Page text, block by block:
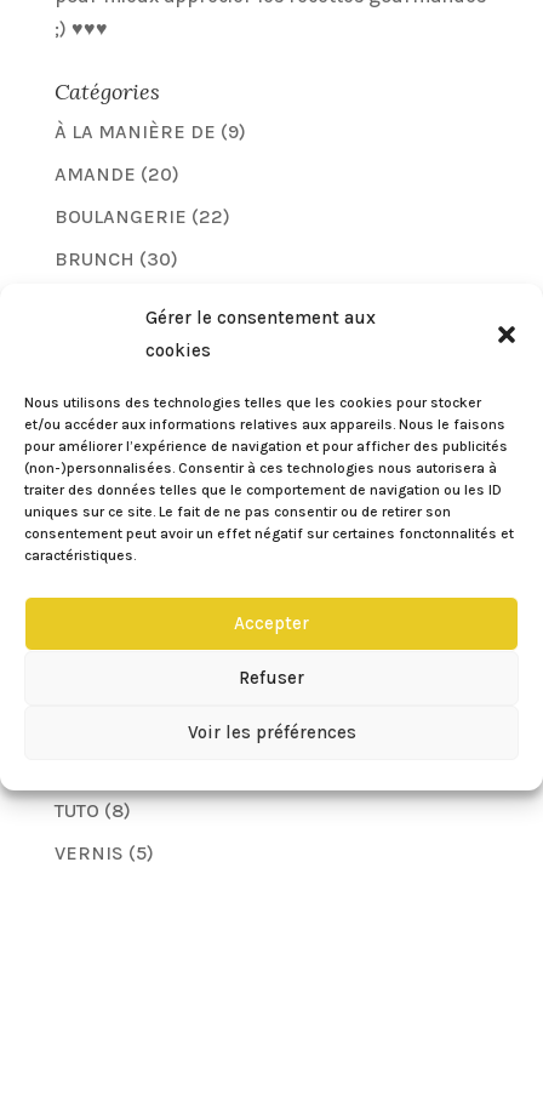
Gérer le consentement aux
cookies
Nous utilisons des technologies telles que les cookies pour stocker
et/ou accéder aux informations relatives aux appareils. Nous le faisons
pour améliorer l’expérience de navigation et pour afficher des publicités
(non-)personnalisées. Consentir à ces technologies nous autorisera à
traiter des données telles que le comportement de navigation ou les ID
uniques sur ce site. Le fait de ne pas consentir ou de retirer son
consentement peut avoir un effet négatif sur certaines fonctonnalités et
caractéristiques.
Accepter
Refuser
Voir les préférences
;) ♥♥♥
Catégories
À LA MANIÈRE DE (9)
AMANDE (20)
BOULANGERIE (22)
BRUNCH (30)
CHOCOLAT(25)
COQUETTERIES(24)
FRUITS(44)
GOURMANDISES(105)
HEALTHY FOOD
LES YEUX(11)
TUTO(8)
VERNIS (5)